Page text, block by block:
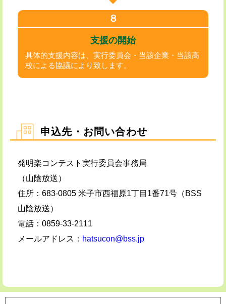
８
支援の開始
具体的支援内容は、実行委員会・当該企業・当該高
校による協議により致します。
申込先・お問い合わせ
発明楽コンテスト実行委員会事務局
（山陰放送）
住所：683-0805 米子市西福原1丁目1番71号（BSS
山陰放送）
電話：0859-33-2111
メールアドレス： hatsucon@bss.jp